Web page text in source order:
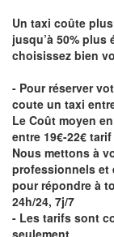
Un taxi coûte
jusqu’à 50%
choisissez bien
- Pour réserver
coute un taxi
Le Coût moyen
entre 19€-22€
Nous mettons à
professionnels et
pour répondre à
24h/24, 7j/7
- Les tarifs sont